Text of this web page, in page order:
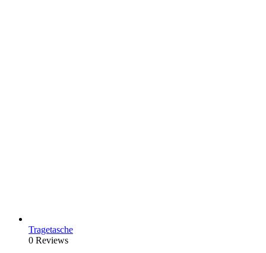
Tragetasche
0 Reviews